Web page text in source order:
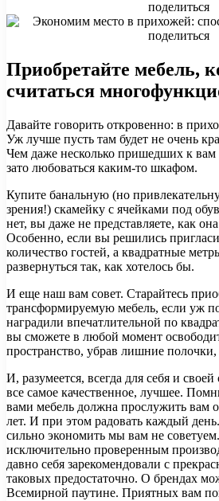
Приобретайте мебель,
считаться
Давайте говорить откровенно: в
Уж лучше пусть там будет не очень
Чем даже несколько пришедших к вам
зато любоваться каким-то шкафом.
Купите банальную (но
зрения!) скамейку с ячейками под
нет, вы даже не представляете, как
Особенно, если вы решились
количество гостей, а квадратные
развернуться так, как хотелось бы.
И еще наш вам совет. Старайтесь
трансформируемую мебель, если уж
наградили впечатлительной по
вы сможете в любой момент
пространство, убрав лишние
И, разумеется, всегда для себя и
все самое качественное, лучшее.
вами мебель должна прослужить вам
лет. И при этом радовать каждый
сильно экономить мы вам не
исключительно проверенным
давно себя зарекомендовали с
таковых предостаточно. О брендах
Всемирной паутине. Приятных вам